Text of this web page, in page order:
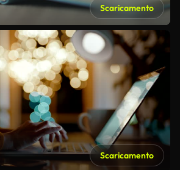
Scaricamento
Scaricamento